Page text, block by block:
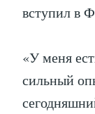
вступил в
«У меня
сильный